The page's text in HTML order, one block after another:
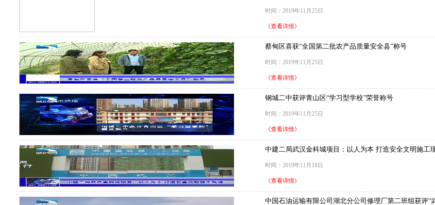
时间：2019年11月25日
《查看详情》
蔡甸区喜获“全国第二批农产品质量安全县”称号
时间：2019年11月25日
《查看详情》
钢城二中获评青山区“学习型学校”荣誉称号
时间：2019年11月25日
《查看详情》
中建二局武汉金科城项目：以人为本 打造安全文明施工
时间：2019年11月18日
《查看详情》
中国石油运输有限公司湖北分公司修理厂第二班组获评“